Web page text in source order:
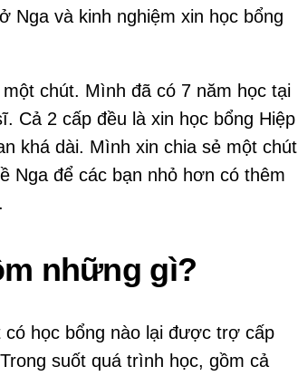
Nga và kinh nghiệm xin học bổng
chút. Mình đã có 7 năm học tại
Cả 2 cấp đều là xin học bổng Hiệp
khá dài. Mình xin chia sẻ một chút
Nga để các bạn nhỏ hơn có thêm
những gì?
học bổng nào lại được trợ cấp
suốt quá trình học, gồm cả